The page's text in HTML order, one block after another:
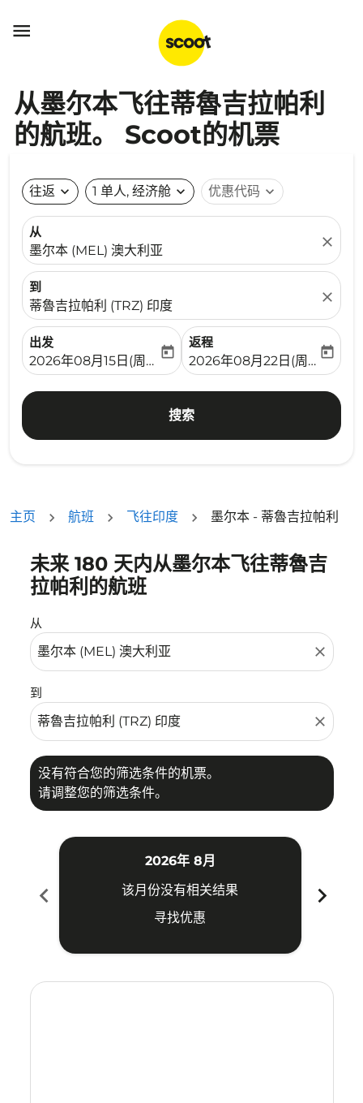

从墨尔本飞往蒂魯吉拉帕利
的航班。 Scoot的机票
往返 expand_more 1 单人, 经济舱 expand_more 优惠代码 expand_more
从
墨尔本 (MEL) 澳大利亚
close
到
蒂魯吉拉帕利 (TRZ) 印度
close
出发
fc-booking-departure-date-aria-label
2026年08月15日(周六)
today
返程
fc-booking-return-date-
2026年08月22日(周六)
today
搜索
主页 航班 飞往印度 墨尔本 - 蒂魯吉拉帕利
未来 180 天内从墨尔本飞往蒂魯吉
拉帕利的航班
从
close
到
close
没有符合您的筛选条件的机票。
请调整您的筛选条件。
没有符合您的筛选条件的机票。请调整您的筛选条件。
chevron_left
2026年 8月
该月份没有相关结果
寻找优惠
chevron_right